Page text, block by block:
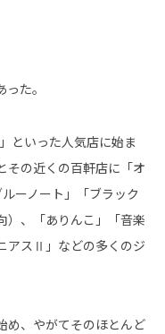
た。
といった人気店に始ま
その近くの百軒店に「オ
ーノート」「ブラック
）、「ありんこ」「音楽
アスⅡ」などの多くのジ
め、やがてそのほとんど